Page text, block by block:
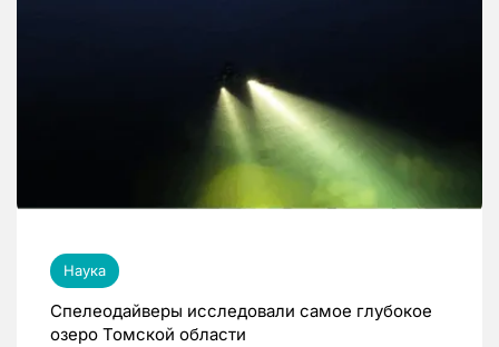
Наука
Спелеодайверы исследовали самое глубокое
озеро Томской области